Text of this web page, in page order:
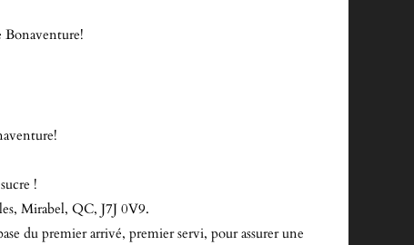
Bonaventure!
!
Mirabel, QC, J7J 0V9.
du premier arrivé, premier servi, pour assurer une